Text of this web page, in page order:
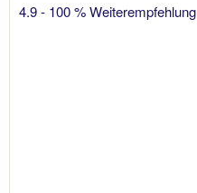
4.9 - 100 % Weiterempfehlung